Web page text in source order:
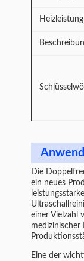
Heizleistung
Die
ein neues
einer Vielzahl
medizinischer
Eine der